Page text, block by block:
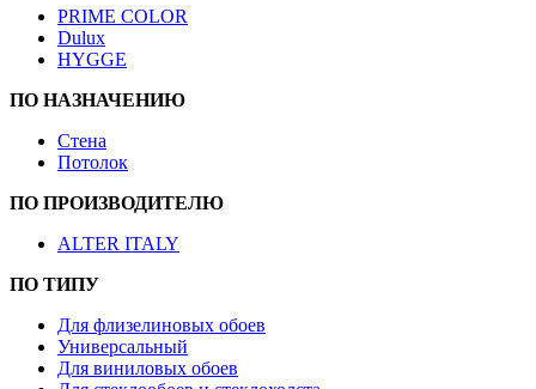
PRIME COLOR
Dulux
HYGGE
ПО НАЗНАЧЕНИЮ
Стена
Потолок
ПО ПРОИЗВОДИТЕЛЮ
ALTER ITALY
ПО ТИПУ
Для флизелиновых обоев
Универсальный
Для виниловых обоев